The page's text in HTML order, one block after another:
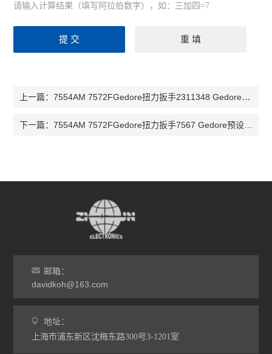
请输入计算结果（填写阿拉伯数字），如：三加四=7
上一篇：7554AM 7572FGedore扭力扳手2311348 Gedore扭力扳手1547232扭力扳手7578
下一篇：7554AM 7572FGedore扭力扳手7567 Gedore预设扭力扳手7579-10 扭力扳手7575
邮箱：
davidkoh@163.com
地址：
上海市浦东新区沈梅东路300号3-1201室